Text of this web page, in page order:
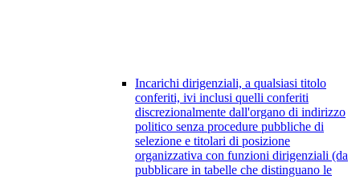
Incarichi dirigenziali, a qualsiasi titolo
conferiti, ivi inclusi quelli conferiti
discrezionalmente dall'organo di indirizzo
politico senza procedure pubbliche di
selezione e titolari di posizione
organizzativa con funzioni dirigenziali (da
pubblicare in tabelle che distinguano le